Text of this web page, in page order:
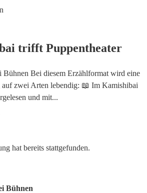
trifft Puppentheater
Bühnen Bei diesem Erzählformat wird eine
auf zwei Arten lebendig: 📖 Im Kamishibai
und mit...
hat bereits stattgefunden.
Bühnen